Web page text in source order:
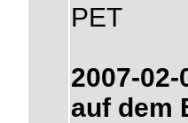
PET
2007-
auf dem